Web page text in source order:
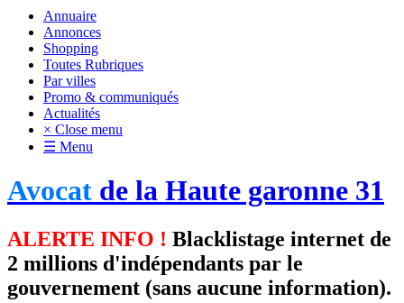
Annuaire
Annonces
Shopping
Toutes Rubriques
Par villes
Promo & communiqués
Actualités
× Close menu
☰ Menu
Avocat de la Haute garonne 31
ALERTE INFO ! Blacklistage internet de
2 millions d'indépendants par le
gouvernement (sans aucune information).